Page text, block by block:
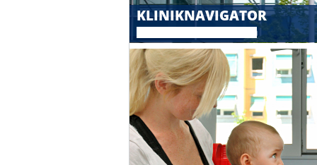
KLINIKNAVIGATOR